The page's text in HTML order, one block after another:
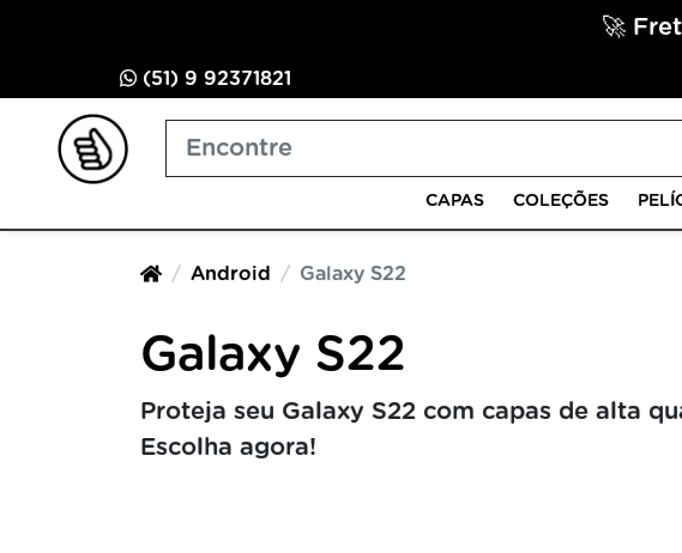
🚀
(51) 9 92371821
CAPAS COLEÇÕES
Android Galaxy S22
Galaxy S22
Proteja seu Galaxy S22 com capas de alta
Escolha agora!